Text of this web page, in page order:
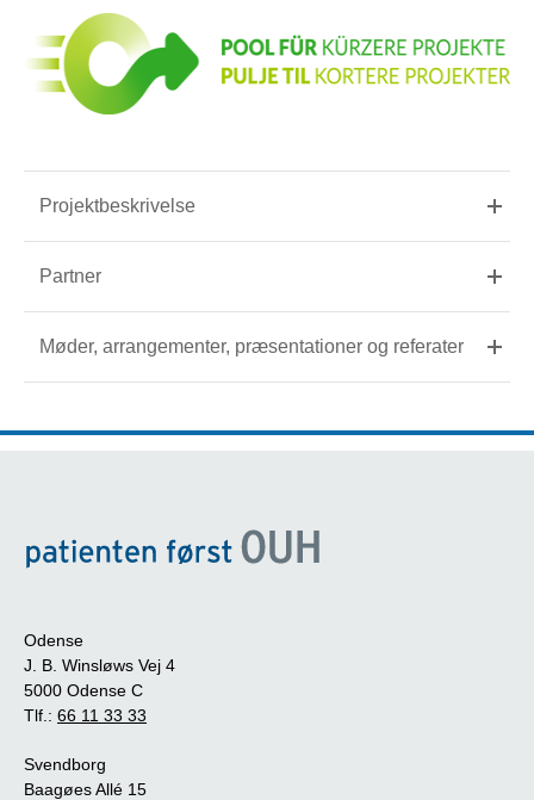
Projektbeskrivelse
Partner
Møder, arrangementer, præsentationer og referater
Odense
J. B. Winsløws Vej 4
5000 Odense C
Tlf.: 66 11 33 33
Svendborg
Baagøes Allé 15